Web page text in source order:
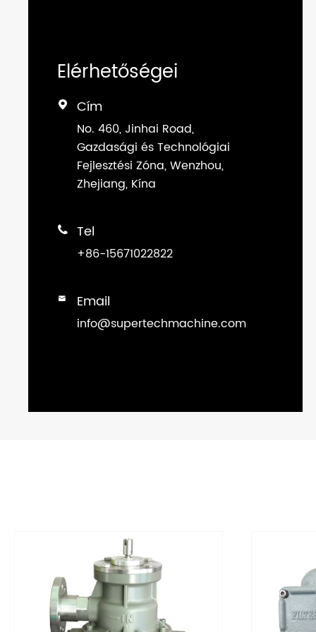
Elérhetőségei
 Cím
No. 460, Jinhai Road,
Gazdasági és Technológiai
Fejlesztési Zóna, Wenzhou,
Zhejiang, Kína
 Tel
+86-15671022822
 Email
info@supertechmachine.com